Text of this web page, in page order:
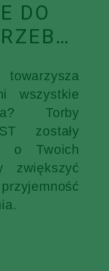
DO
wszystkie
Torby
zostały
o Twoich
zwiększyć